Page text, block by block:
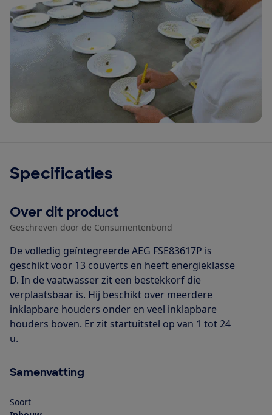
Specificaties
Over dit product
Geschreven door de Consumentenbond
De volledig geïntegreerde AEG FSE83617P is
geschikt voor 13 couverts en heeft energieklasse
D. In de vaatwasser zit een bestekkorf die
verplaatsbaar is. Hij beschikt over meerdere
inklapbare houders onder en veel inklapbare
houders boven. Er zit startuitstel op van 1 tot 24
u.
Samenvatting
Soort